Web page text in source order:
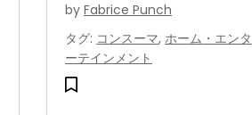
and a whole lot more.
by Fabrice Punch
タグ: コンスーマ, ホーム・エンタ
ーテインメント